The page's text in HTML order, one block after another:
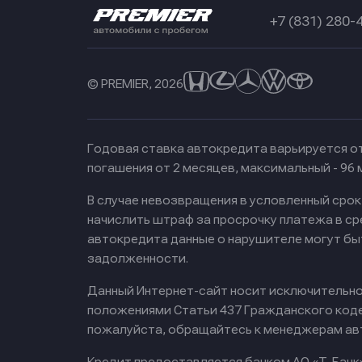
+7 (831) 280-
© PREMIER, 2026
Годовая ставка автокредита варьируется
погашения от 2 месяцев, максимальный - 96
В случае невозвращения в условленный
начислить штраф за просрочку платежа в
автокредита данные о нарушителе могут
задолженности.
Данный Интернет-сайт носит
положениями Статьи 437 Гражданского
пожалуйста, обращайтесь к менеджерам